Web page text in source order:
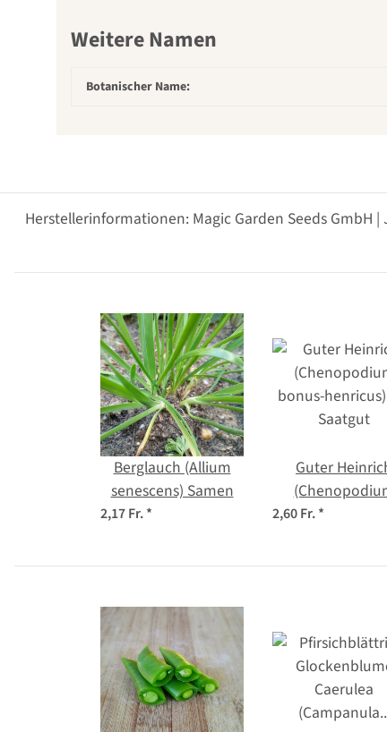
Weitere Namen
Botanischer Name:
Herstellerinformationen: Magic Garden Seeds GmbH
Berglauch (Allium
senescens) Samen
2,17 Fr.*
Guter
bonus-henricus)
2,60 Fr.*